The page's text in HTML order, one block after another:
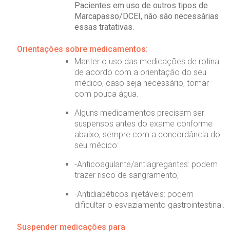
Pacientes em uso de outros tipos de
Marcapasso/DCEI, não são necessárias
essas tratativas.
Orientações sobre medicamentos:
Manter o uso das medicações de rotina
de acordo com a orientação do seu
médico, caso seja necessário, tomar
com pouca água.
Alguns medicamentos precisam ser
suspensos antes do exame conforme
abaixo, sempre com a concordância do
seu médico:
-Anticoagulante/antiagregantes: podem
trazer risco de sangramento;
-Antidiabéticos injetáveis: podem
dificultar o esvaziamento gastrointestinal.
Suspender medicações para